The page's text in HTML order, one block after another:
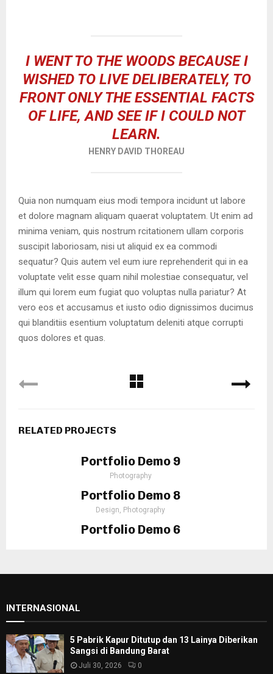
I WENT TO THE WOODS BECAUSE I
WISHED TO LIVE DELIBERATELY, TO
FRONT ONLY THE ESSENTIAL FACTS
OF LIFE, AND SEE IF I COULD NOT
LEARN.
HENRY DAVID THOREAU
Quia non numquam eius modi tempora incidunt ut labore
et dolore magnam aliquam quaerat voluptatem. Ut enim ad
minima veniam, quis nostrum rcitationem ullam corporis
suscipit laboriosam, nisi ut aliquid ex ea commodi
sequatur? Quis autem vel eum iure reprehenderit qui in ea
voluptate velit esse quam nihil molestiae consequatur, vel
illum qui lorem eum fugiat quo voluptas nulla pariatur? At
vero eos et accusamus et iusto odio dignissimos ducimus
qui blanditiis esentium voluptatum deleniti atque corrupti
quos dolores et quas.
RELATED PROJECTS
Portfolio Demo 9
Photography
Portfolio Demo 8
Design, Photography
Portfolio Demo 6
INTERNASIONAL
5 Pabrik Kapur Ditutup dan 13 Lainya Diberikan
Sangsi di Bandung Barat
Juli 30, 2026 0